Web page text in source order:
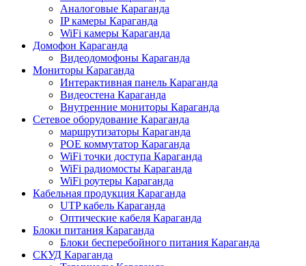
Аналоговые Караганда
IP камеры Караганда
WiFi камеры Караганда
Домофон Караганда
Видеодомофоны Караганда
Мониторы Караганда
Интерактивная панель Караганда
Видеостена Караганда
Внутренние мониторы Караганда
Сетевое оборудование Караганда
маршрутизаторы Караганда
POE коммутатор Караганда
WiFi точки доступа Караганда
WiFi радиомосты Караганда
WiFi роутеры Караганда
Кабельная продукция Караганда
UTP кабель Караганда
Оптические кабеля Караганда
Блоки питания Караганда
Блоки бесперебойного питания Караганда
СКУД Караганда